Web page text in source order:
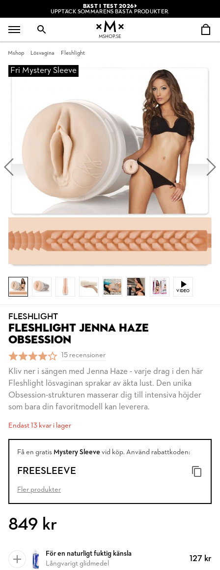
BÄST I TEST 2026
UPPTÄCK SOMMARENS BÄSTA PRODUKTER.
MSHOP.SE
Mshop Lösvagina Fleshlight
Fri Mystery Sleeve
VIDEO
FLESHLIGHT
FLESHLIGHT JENNA HAZE
OBSESSION
15 recensioner
Kliv ner i sängen med Jenna Haze - varje drag i den här
Fleshlight lösvaginan sprakar av äkta lust. Den unika
Obsession-strukturen masserar dig till intensiva höjder
som bara din favoritmodell kan leverera.
Endast 13 kvar i lager
Få en gratis Mystery Sleeve vid köp. Använd rabattkoden:
FREESLEEVE
Fler produkter
849 kr
För en naturligt fuktig känsla
Långvarigt glidmedel
127 kr